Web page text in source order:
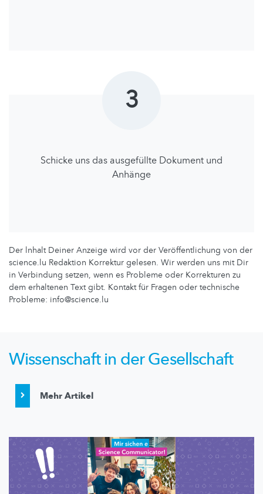
3
Schicke uns das ausgefüllte Dokument und
Anhänge
Der lnhalt Deiner Anzeige wird vor der Veröffentlichung von der
science.lu Redaktion Korrektur gelesen. Wir werden uns mit Dir
in Verbindung setzen, wenn es Probleme oder Korrekturen zu
dem erhaltenen Text gibt. Kontakt für Fragen oder technische
Probleme: info@science.lu
Wissenschaft in der Gesellschaft
Mehr Artikel